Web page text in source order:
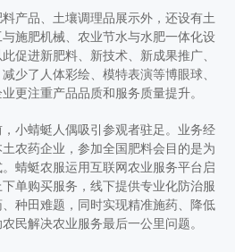
品、土壤调理品展示外，还设有土
施肥机械、农业节水与水肥一体化设
促进新肥料、新技术、新成果推广、
少了人体彩绘、模特表演等博眼球、
更注重产品品质和服务质量提升。
蜻蜓人偶吸引参观者驻足。业务经
农药企业，参加全国肥料会目的是为
蜻蜓农服运用互联网农业服务平台启
单购买服务，线下提供专业化防治服
种田难题，同时实现精准施药、降低
民解决农业服务最后一公里问题。